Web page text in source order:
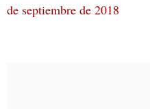
de septiembre de 2018